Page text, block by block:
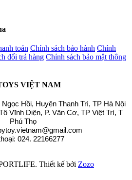
toán Chính sách bảo hành Chính
đổi trả hàng Chính sách bảo mật thông
VIỆT NAM
Hồi, Huyện Thanh Trì, TP Hà Nội
Vĩnh Diện, P. Vân Cơ, TP Việt Trì, T
Phú Thọ
024. 22166277
Thiết kế bởi Zozo